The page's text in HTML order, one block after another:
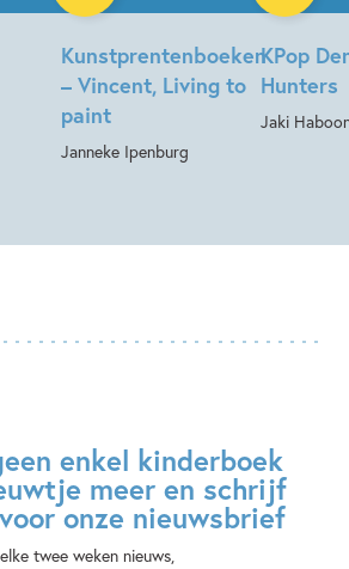
Kunstprentenboeken
– Vincent, Living to
paint
Janneke Ipenburg
KPop
Hunters
Jaki
enkel kinderboek
meer en schrijf
onze nieuwsbrief
twee weken nieuws,